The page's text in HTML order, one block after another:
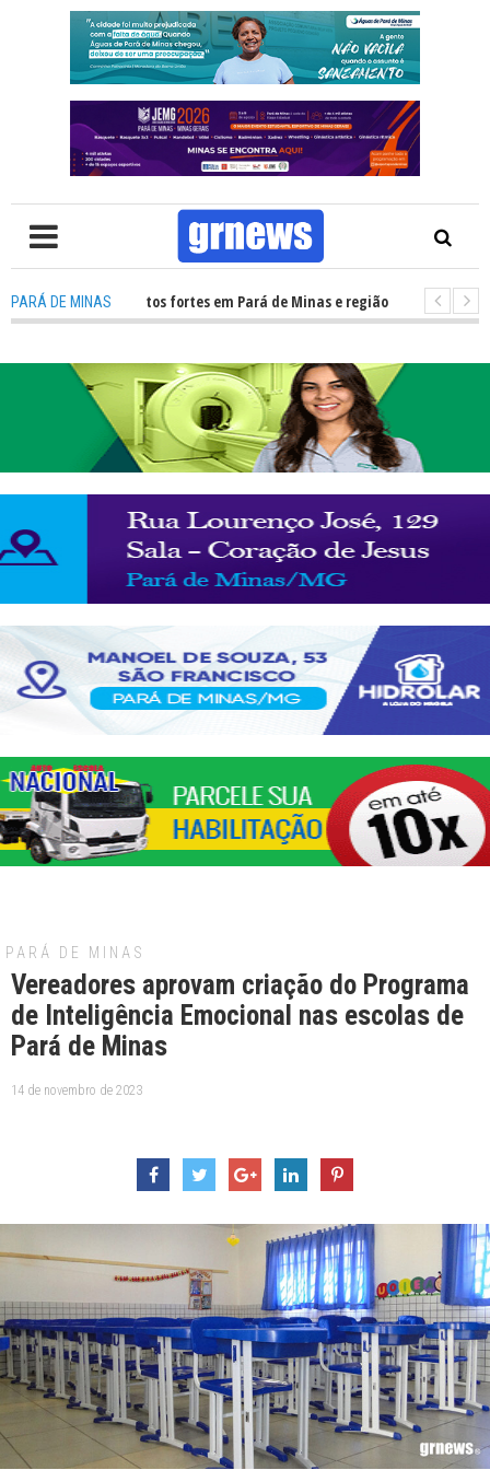
PARÁ DE MINAS
para ventos fortes em Pará de Minas e região Centro-Oeste de
PARÁ DE MINAS
Vereadores aprovam criação do Programa
de Inteligência Emocional nas escolas de
Pará de Minas
14 de novembro de 2023